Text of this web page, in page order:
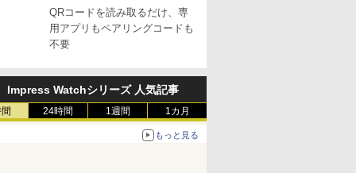
が公開
QRコードを読み取るだけ、専
用アプリもペアリングコードも
不要
Impress Watchシリーズ 人気記事
24時間 1週間 1カ月
もっと見る